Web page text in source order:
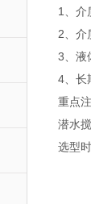
1、
2、
3、
4、长
重点
潜水
选型